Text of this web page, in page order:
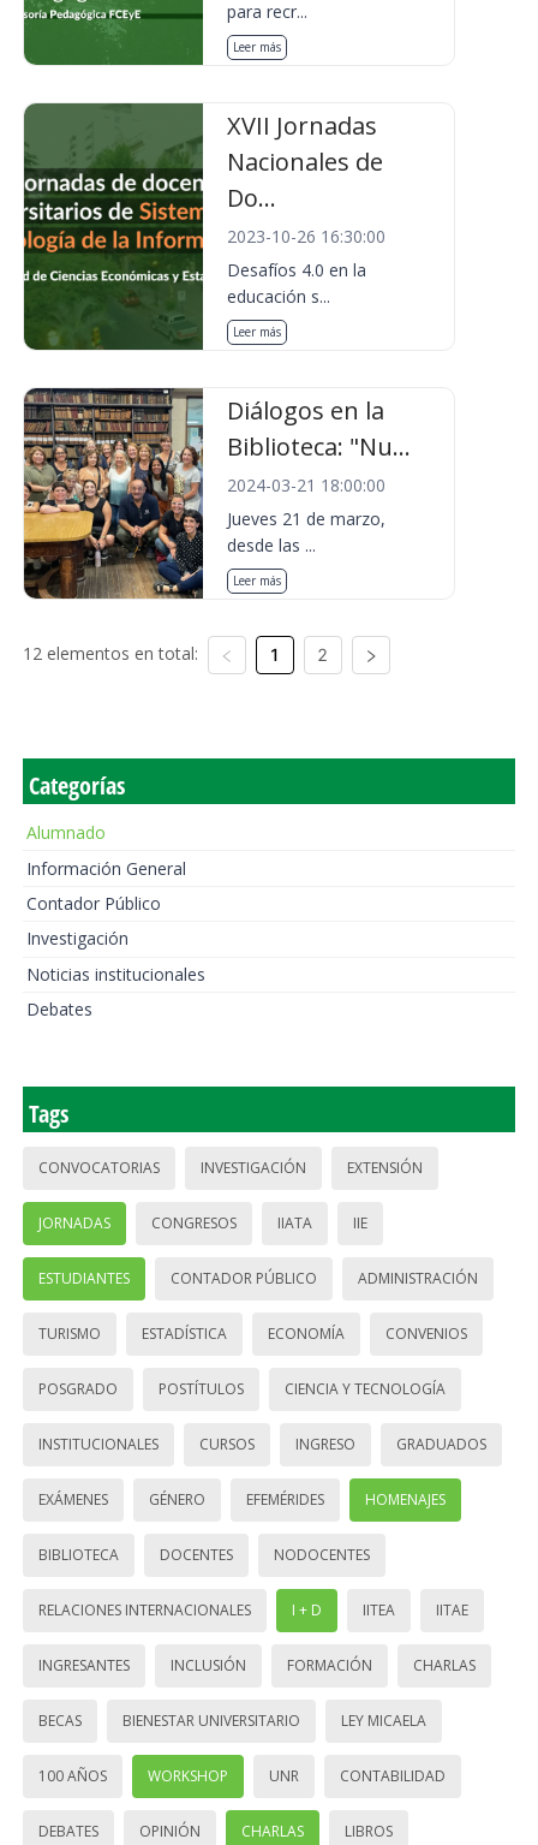
para recr...
Leer más
XVII Jornadas
Nacionales de
Do...
2023-10-26 16:30:00
Desafíos 4.0 en la
educación s...
Leer más
Diálogos en la
Biblioteca: "Nu...
2024-03-21 18:00:00
Jueves 21 de marzo,
desde las ...
Leer más
12 elementos en total: 1 2
Categorías
Alumnado
Información General
Contador Público
Investigación
Noticias institucionales
Debates
Tags
CONVOCATORIAS INVESTIGACIÓN EXTENSIÓN
JORNADAS CONGRESOS IIATA IIE
ESTUDIANTES CONTADOR PÚBLICO ADMINISTRACIÓN
TURISMO ESTADÍSTICA ECONOMÍA CONVENIOS
POSGRADO POSTÍTULOS CIENCIA Y TECNOLOGÍA
INSTITUCIONALES CURSOS INGRESO GRADUADOS
EXÁMENES GÉNERO EFEMÉRIDES HOMENAJES
BIBLIOTECA DOCENTES NODOCENTES
RELACIONES INTERNACIONALES I + D IITEA IITAE
INGRESANTES INCLUSIÓN FORMACIÓN CHARLAS
BECAS BIENESTAR UNIVERSITARIO LEY MICAELA
100 AÑOS WORKSHOP UNR CONTABILIDAD
DEBATES OPINIÓN CHARLAS LIBROS